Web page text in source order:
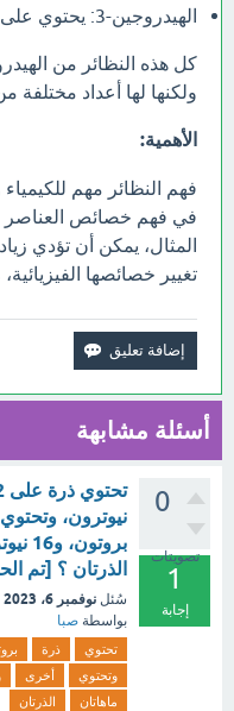
الهيدروجين-3: يحتوي على بروتون واحد وثلاثة نيوترونات.
ولكنها لها أعداد مختلفة
الأهمية:
فهم النظائر مهم للكيمياء
في فهم خصائص العناصر
المثال، يمكن أن تؤدي
تغيير خصائصها
أسئلة مشابهة
0
تصويتات
1
إجابة
الذرتان ؟ [تم
سُئل نوفمبر 6، 2023
بواسطة صبا
تحتوي ذرة
وتحتوي
أخرى
ماهاتان
الذرتان